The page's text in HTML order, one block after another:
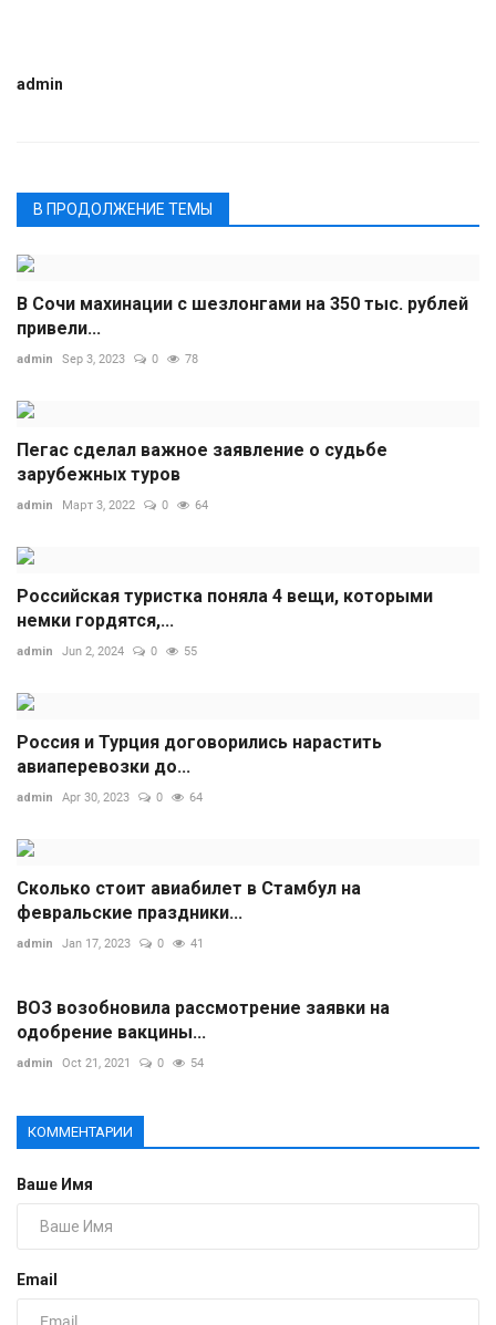
admin
В ПРОДОЛЖЕНИЕ ТЕМЫ
В Сочи махинации с шезлонгами на 350 тыс. рублей
привели...
admin Sep 3, 2023 0 78
Пегас сделал важное заявление о судьбе
зарубежных туров
admin Март 3, 2022 0 64
Российская туристка поняла 4 вещи, которыми
немки гордятся,...
admin Jun 2, 2024 0 55
Россия и Турция договорились нарастить
авиаперевозки до...
admin Apr 30, 2023 0 64
Сколько стоит авиабилет в Стамбул на
февральские праздники...
admin Jan 17, 2023 0 41
ВОЗ возобновила рассмотрение заявки на
одобрение вакцины...
admin Oct 21, 2021 0 54
КОММЕНТАРИИ
Ваше Имя
Email